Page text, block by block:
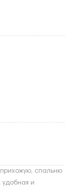
спальню
удобная и